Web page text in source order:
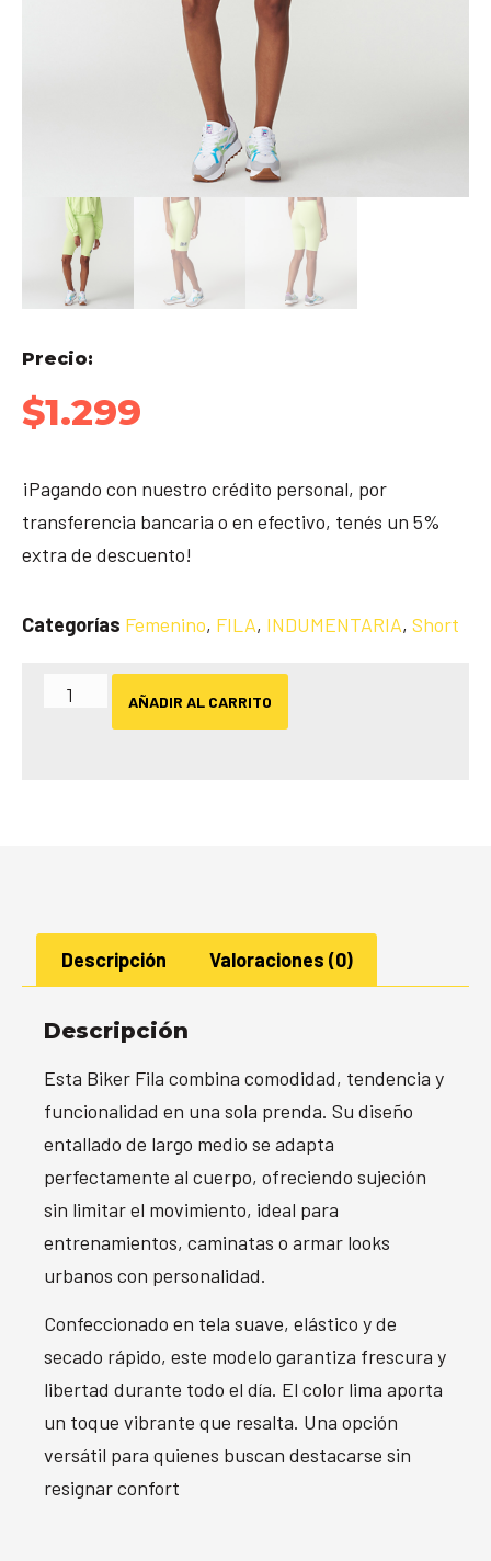
Precio:
$1.299
¡Pagando con nuestro crédito personal, por
transferencia bancaria o en efectivo, tenés un 5%
extra de descuento!
Categorías Femenino, FILA, INDUMENTARIA, Short
AÑADIR AL CARRITO
Descripción Valoraciones (0)
Descripción
Esta Biker Fila combina comodidad, tendencia y
funcionalidad en una sola prenda. Su diseño
entallado de largo medio se adapta
perfectamente al cuerpo, ofreciendo sujeción
sin limitar el movimiento, ideal para
entrenamientos, caminatas o armar looks
urbanos con personalidad.
Confeccionado en tela suave, elástico y de
secado rápido, este modelo garantiza frescura y
libertad durante todo el día. El color lima aporta
un toque vibrante que resalta. Una opción
versátil para quienes buscan destacarse sin
resignar confort